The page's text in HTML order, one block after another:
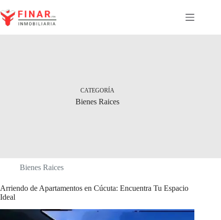
al
contenido
CATEGORÍA
Bienes Raices
Bienes Raices
Arriendo de Apartamentos en Cúcuta: Encuentra Tu Espacio
Ideal